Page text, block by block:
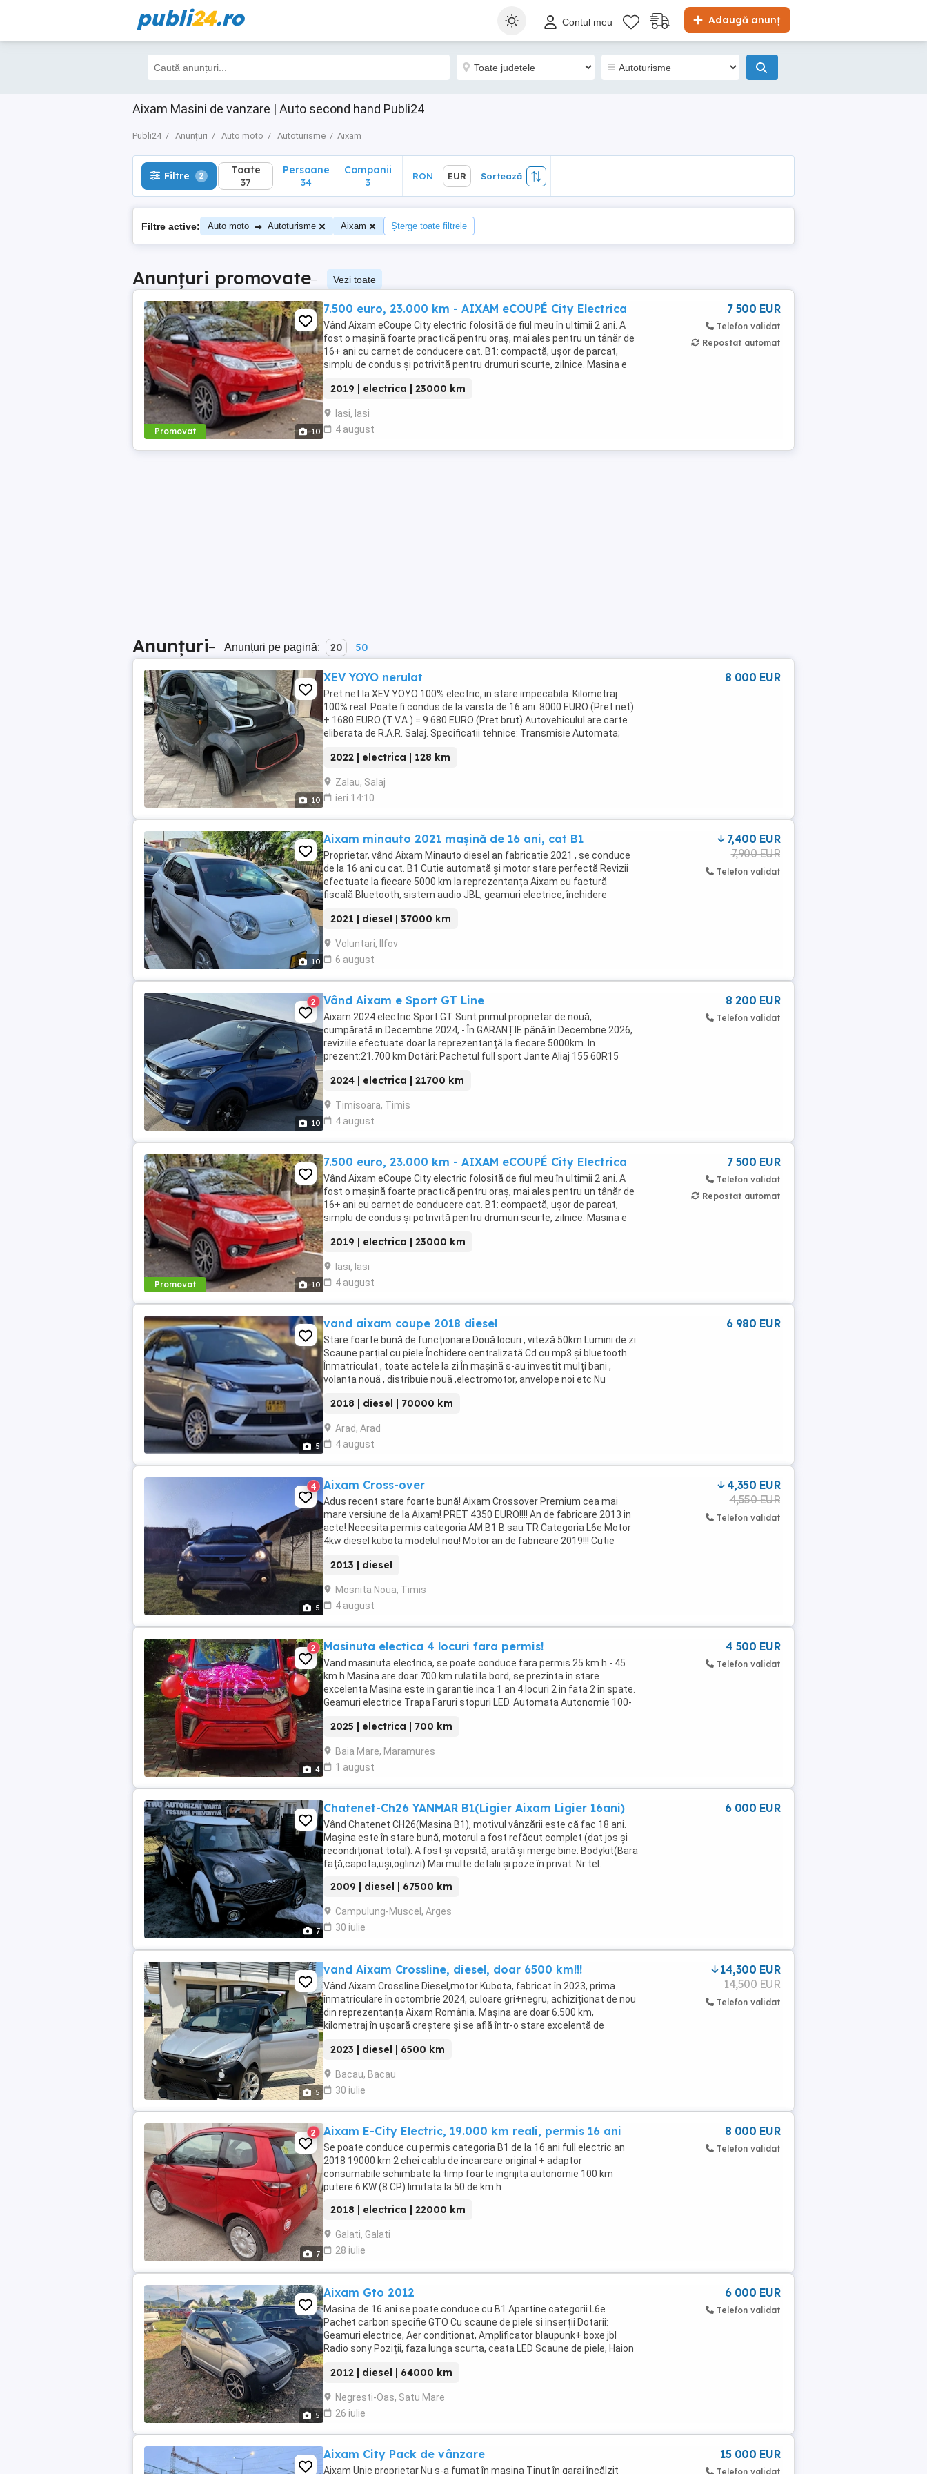
publi24.ro Adaugă anunț
Contul meu
Aixam Masini de vanzare | Auto second hand Publi24
Publi24 Anunțuri Auto moto Autoturisme Aixam
Filtre 2 Toate
37
Sortează
Filtre 2 Toate
37
Persoane
34
Companii
3
RON EUR Sortează
Filtre active: Auto moto → Autoturisme Aixam Șterge toate filtrele
Anunțuri promovate– Vezi toate
Promovat 10
7.500 euro, 23.000 km - AIXAM eCOUPÉ City Electrica
Vând Aixam eCoupe City electric folosită de fiul meu în ultimii 2 ani. A
fost o mașină foarte practică pentru oraș, mai ales pentru un tânăr de
16+ ani cu carnet de conducere cat. B1: compactă, ușor de parcat,
simplu de condus și potrivită pentru drumuri scurte, zilnice. Masina e
2019 | electrica | 23000 km
Iasi, Iasi
4 august
7 500 EUR
Telefon validat
Repostat automat
Anunțuri– Anunțuri pe pagină: 20 50
10
XEV YOYO nerulat
Pret net la XEV YOYO 100% electric, in stare impecabila. Kilometraj
100% real. Poate fi condus de la varsta de 16 ani. 8000 EURO (Pret net)
+ 1680 EURO (T.V.A.) = 9.680 EURO (Pret brut) Autovehiculul are carte
eliberata de R.A.R. Salaj. Specificatii tehnice: Transmisie Automata;
2022 | electrica | 128 km
Zalau, Salaj
ieri 14:10
8 000 EUR
10
Aixam minauto 2021 mașină de 16 ani, cat B1
Proprietar, vând Aixam Minauto diesel an fabricatie 2021 , se conduce
de la 16 ani cu cat. B1 Cutie automată și motor stare perfectă Revizii
efectuate la fiecare 5000 km la reprezentanța Aixam cu factură
fiscală Bluetooth, sistem audio JBL, geamuri electrice, închidere
2021 | diesel | 37000 km
Voluntari, Ilfov
6 august
7,400 EUR
7,900 EUR
Telefon validat
10
2 Vând Aixam e Sport GT Line
Aixam 2024 electric Sport GT Sunt primul proprietar de nouă,
cumpărată in Decembrie 2024, - În GARANȚIE până în Decembrie 2026,
reviziile efectuate doar la reprezentanță la fiecare 5000km. In
prezent:21.700 km Dotări: Pachetul full sport Jante Aliaj 155 60R15
2024 | electrica | 21700 km
Timisoara, Timis
4 august
8 200 EUR
Telefon validat
Promovat 10
7.500 euro, 23.000 km - AIXAM eCOUPÉ City Electrica
Vând Aixam eCoupe City electric folosită de fiul meu în ultimii 2 ani. A
fost o mașină foarte practică pentru oraș, mai ales pentru un tânăr de
16+ ani cu carnet de conducere cat. B1: compactă, ușor de parcat,
simplu de condus și potrivită pentru drumuri scurte, zilnice. Masina e
2019 | electrica | 23000 km
Iasi, Iasi
4 august
7 500 EUR
Telefon validat
Repostat automat
5
vand aixam coupe 2018 diesel
Stare foarte bună de funcționare Două locuri , viteză 50km Lumini de zi
Scaune parțial cu piele Închidere centralizată Cd cu mp3 și bluetooth
Înmatriculat , toate actele la zi În mașină s-au investit mulți bani ,
volanta nouă , distribuie nouă ,electromotor, anvelope noi etc Nu
2018 | diesel | 70000 km
Arad, Arad
4 august
6 980 EUR
5
4 Aixam Cross-over
Adus recent stare foarte bună! Aixam Crossover Premium cea mai
mare versiune de la Aixam! PRET 4350 EURO!!!! An de fabricare 2013 in
acte! Necesita permis categoria AM B1 B sau TR Categoria L6e Motor
4kw diesel kubota modelul nou! Motor an de fabricare 2019!!! Cutie
2013 | diesel
Mosnita Noua, Timis
4 august
4,350 EUR
4,550 EUR
Telefon validat
4
2 Masinuta electica 4 locuri fara permis!
Vand masinuta electrica, se poate conduce fara permis 25 km h - 45
km h Masina are doar 700 km rulati la bord, se prezinta in stare
excelenta Masina este in garantie inca 1 an 4 locuri 2 in fata 2 in spate.
Geamuri electrice Trapa Faruri stopuri LED. Automata Autonomie 100-
2025 | electrica | 700 km
Baia Mare, Maramures
1 august
4 500 EUR
Telefon validat
7
Chatenet-Ch26 YANMAR B1(Ligier Aixam Ligier 16ani)
Vând Chatenet CH26(Masina B1), motivul vânzării este că fac 18 ani.
Maşina este în stare bună, motorul a fost refăcut complet (dat jos şi
recondiționat total). A fost și vopsită, arată şi merge bine. Bodykit(Bara
față,capota,uşi,oglinzi) Mai multe detalii și poze în privat. Nr tel.
2009 | diesel | 67500 km
Campulung-Muscel, Arges
30 iulie
6 000 EUR
5
vand Aixam Crossline, diesel, doar 6500 km!!!
Vând Aixam Crossline Diesel,motor Kubota, fabricat în 2023, prima
înmatriculare în octombrie 2024, culoare gri+negru, achiziționat de nou
din reprezentanța Aixam România. Mașina are doar 6.500 km,
kilometraj în ușoară creștere și se află într-o stare excelentă de
2023 | diesel | 6500 km
Bacau, Bacau
30 iulie
14,300 EUR
14,500 EUR
Telefon validat
7
2 Aixam E-City Electric, 19.000 km reali, permis 16 ani
Se poate conduce cu permis categoria B1 de la 16 ani full electric an
2018 19000 km 2 chei cablu de incarcare original + adaptor
consumabile schimbate la timp foarte ingrijita autonomie 100 km
putere 6 KW (8 CP) limitata la 50 de km h
2018 | electrica | 22000 km
Galati, Galati
28 iulie
8 000 EUR
Telefon validat
5
Aixam Gto 2012
Masina de 16 ani se poate conduce cu B1 Apartine categorii L6e
Pachet carbon specifie GTO Cu scaune de piele si inserții Dotarii:
Geamuri electrice, Aer conditionat, Amplificator blaupunk+ boxe jbl
Radio sony Poziții, faza lunga scurta, ceata LED Scaune de piele, Haion
2012 | diesel | 64000 km
Negresti-Oas, Satu Mare
26 iulie
6 000 EUR
Telefon validat
Aixam City Pack de vânzare
Aixam Unic proprietar Nu s-a fumat în mașina Ținut în garaj încălzit
15 000 EUR
Telefon validat